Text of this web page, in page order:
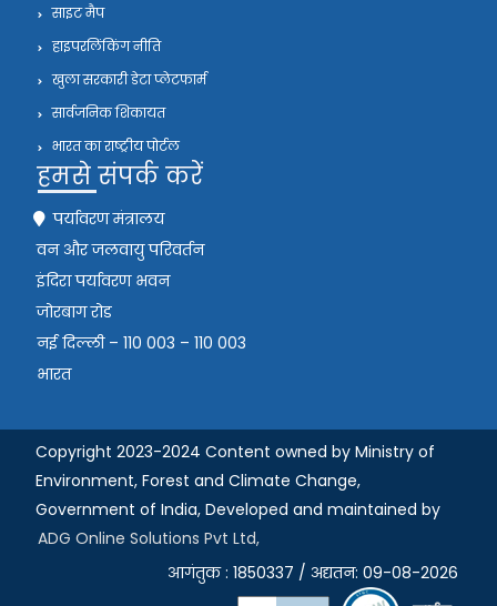
साइट मैप
हाइपरलिंकिंग नीति
खुला सरकारी डेटा प्लेटफार्म
सार्वजनिक शिकायत
भारत का राष्ट्रीय पोर्टल
हमसे संपर्क करें
पर्यावरण मंत्रालय
वन और जलवायु परिवर्तन
इंदिरा पर्यावरण भवन
जोरबाग रोड
नई दिल्ली – 110 003 – 110 003
भारत
Copyright 2023-2024 Content owned by Ministry of
Environment, Forest and Climate Change,
Government of India, Developed and maintained by
ADG Online Solutions Pvt Ltd,
आगंतुक : 1850337 / अद्यतन: 09-08-2026